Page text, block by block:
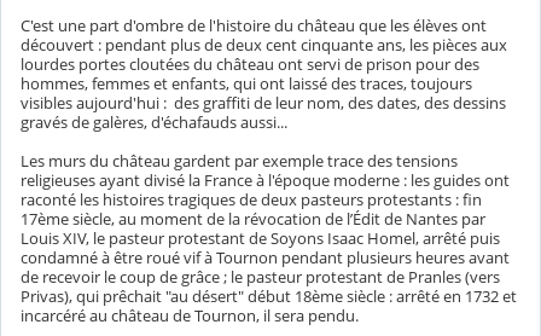
C'est une part d'ombre de l'histoire du château que les élèves ont
découvert : pendant plus de deux cent cinquante ans, les pièces aux
lourdes portes cloutées du château ont servi de prison pour des
hommes, femmes et enfants, qui ont laissé des traces, toujours
visibles aujourd'hui : des graffiti de leur nom, des dates, des dessins
gravés de galères, d'échafauds aussi...
Les murs du château gardent par exemple trace des tensions
religieuses ayant divisé la France à l'époque moderne : les guides ont
raconté les histoires tragiques de deux pasteurs protestants : fin
17ème siècle, au moment de la révocation de l’Édit de Nantes par
Louis XIV, le pasteur protestant de Soyons Isaac Homel, arrêté puis
condamné à être roué vif à Tournon pendant plusieurs heures avant
de recevoir le coup de grâce ; le pasteur protestant de Pranles (vers
Privas), qui prêchait "au désert" début 18ème siècle : arrêté en 1732 et
incarcéré au château de Tournon, il sera pendu.